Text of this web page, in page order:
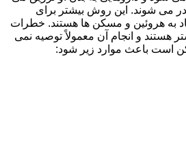
می شوند. این روش بیشتر برای
به هروئین و مسکن ها هستند. خطرات
هستند و انجام آن معمولاً توصیه نمی
است باعث موارد زیر شود: